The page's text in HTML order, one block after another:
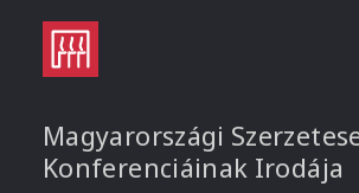
Magyarországi
Konferenciáinak Irodája